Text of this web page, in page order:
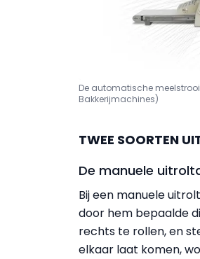
De automatische
Bakkerijmachines)
TWEE SOORTEN
De manuele
Bij een manuele
door hem bepaalde
rechts te rollen, en
elkaar laat komen,